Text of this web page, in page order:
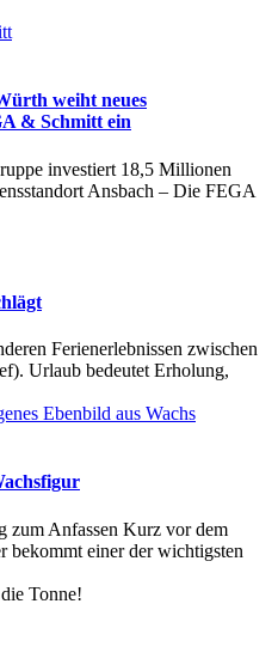
weiht neues
& Schmitt ein
investiert 18,5 Millionen
Ansbach – Die FEGA
Ferienerlebnissen zwischen
Urlaub bedeutet Erholung,
zum Anfassen Kurz vor dem
bekommt einer der wichtigsten